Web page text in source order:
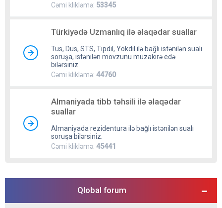
Cəmi klikləmə: 53345
Türkiyədə Uzmanlıq ilə əlaqədar suallar
Tus, Dus, STS, Tıpdil, Yökdil ilə bağlı istənilən sualı
soruşa, istənilən mövzunu müzakirə edə
bilərsiniz.
Cəmi klikləmə: 44760
Almaniyada tibb təhsili ilə əlaqədar
suallar
Almaniyada rezidentura ilə bağlı istənilən sualı
soruşa bilərsiniz.
Cəmi klikləmə: 45441
Qlobal forum